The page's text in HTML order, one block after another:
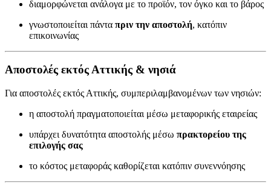
διαμορφώνεται ανάλογα με το προϊόν, τον όγκο και το βάρος
γνωστοποιείται πάντα πριν την αποστολή, κατόπιν
επικοινωνίας
Αποστολές εκτός Αττικής & νησιά
Για αποστολές εκτός Αττικής, συμπεριλαμβανομένων των νησιών:
η αποστολή πραγματοποιείται μέσω μεταφορικής εταιρείας
υπάρχει δυνατότητα αποστολής μέσω πρακτορείου της
επιλογής σας
το κόστος μεταφοράς καθορίζεται κατόπιν συνεννόησης